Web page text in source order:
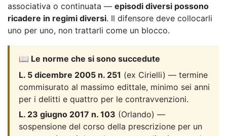
associativa o continuata — episodi diversi possono
ricadere in regimi diversi. Il difensore deve collocarli
uno per uno, non trattarli come un blocco.
📖 Le norme che si sono succedute
L. 5 dicembre 2005 n. 251 (ex Cirielli) — termine
commisurato al massimo edittale, minimo sei anni
per i delitti e quattro per le contravvenzioni.
L. 23 giugno 2017 n. 103 (Orlando) —
sospensione del corso della prescrizione per un